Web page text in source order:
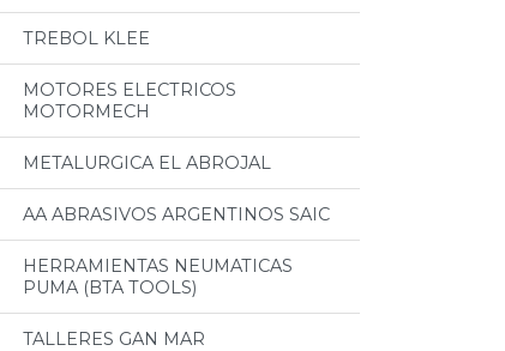
TREBOL KLEE
MOTORES ELECTRICOS
MOTORMECH
METALURGICA EL ABROJAL
AA ABRASIVOS ARGENTINOS SAIC
HERRAMIENTAS NEUMATICAS
PUMA (BTA TOOLS)
TALLERES GAN MAR